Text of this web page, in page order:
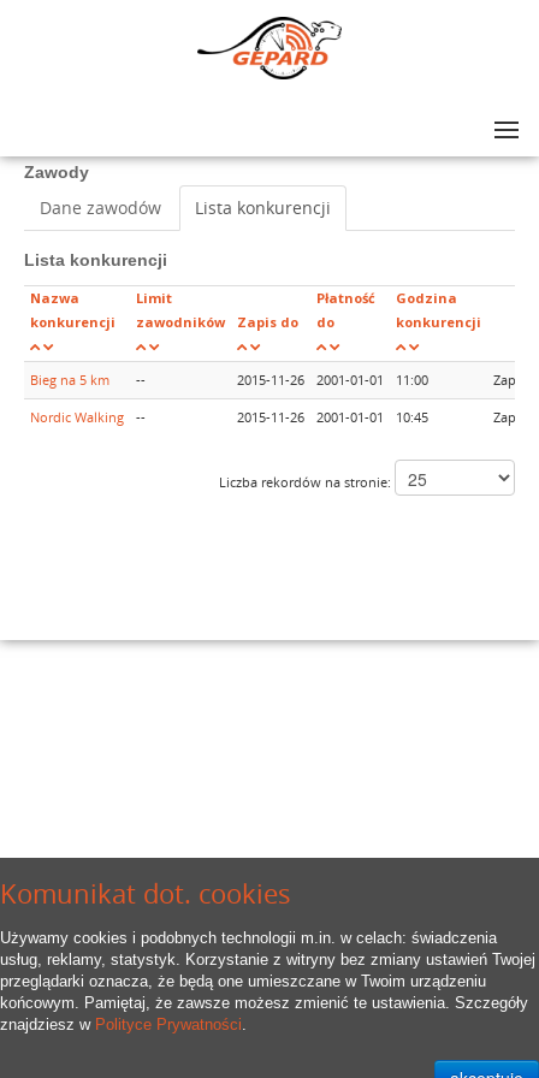
Komunikat dot. cookies
Używamy cookies i podobnych technologii m.in. w celach: świadczenia
usług, reklamy, statystyk. Korzystanie z witryny bez zmiany ustawień Twojej
przeglądarki oznacza, że będą one umieszczane w Twoim urządzeniu
końcowym. Pamiętaj, że zawsze możesz zmienić te ustawienia. Szczegóły
znajdziesz w Polityce Prywatności.
Zawody
Dane zawodów Lista konkurencji
Lista konkurencji
Nazwa
konkurencji
Limit
zawodników
Zapis do
Płatność
do
Godzina
konkurencji
Bieg na 5 km -- 2015-11-26 2001-01-01 11:00 Zapisy
Nordic Walking -- 2015-11-26 2001-01-01 10:45 Zapisy
Liczba rekordów na stronie: